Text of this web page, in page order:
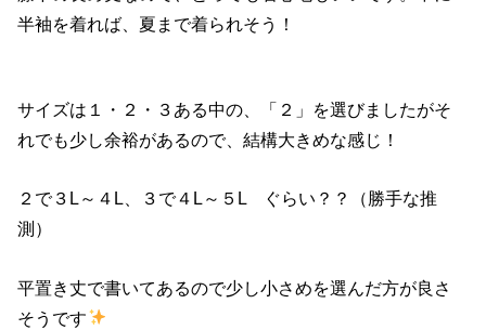
半袖を着れば、夏まで着られそう！
サイズは１・２・３ある中の、「２」を選びましたがそ
れでも少し余裕があるので、結構大きめな感じ！
２で３L～４L、３で４L～５L ぐらい？？（勝手な推
測）
平置き丈で書いてあるので少し小さめを選んだ方が良さ
そうです